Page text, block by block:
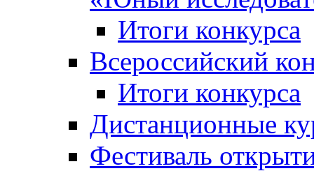
Итоги конкурса
Всероссийский
Итоги конкурса
Дистанционные
Фестиваль